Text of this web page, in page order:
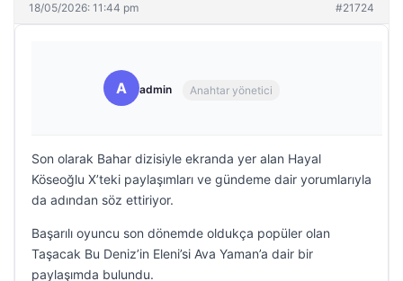
18/05/2026: 11:44 pm #21724
A admin Anahtar yönetici
Son olarak Bahar dizisiyle ekranda yer alan Hayal
Köseoğlu X’teki paylaşımları ve gündeme dair yorumlarıyla
da adından söz ettiriyor.
Başarılı oyuncu son dönemde oldukça popüler olan
Taşacak Bu Deniz’in Eleni’si Ava Yaman’a dair bir
paylaşımda bulundu.